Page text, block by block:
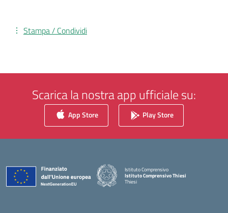
Stampa / Condividi
Scarica la nostra app ufficiale su:
App Store Play Store
Istituto Comprensivo
Istituto Comprensivo Thiesi
Thiesi